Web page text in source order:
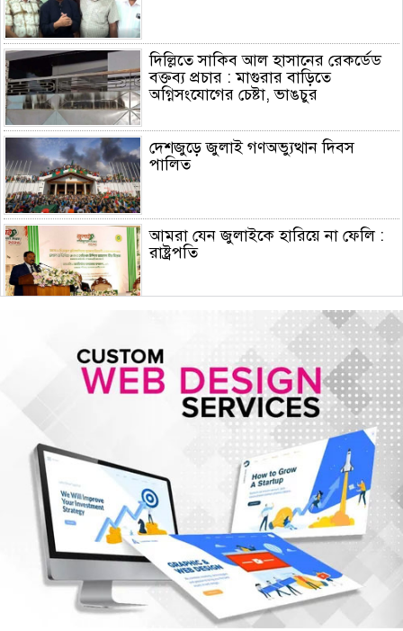
দিল্লিতে সাকিব আল হাসানের রেকর্ডেড
বক্তব্য প্রচার : মাগুরার বাড়িতে
অগ্নিসংযোগের চেষ্টা, ভাঙচুর
দেশজুড়ে জুলাই গণঅভ্যুত্থান দিবস
পালিত
আমরা যেন জুলাইকে হারিয়ে না ফেলি :
রাষ্ট্রপতি
ইরান যুদ্ধে মার্কিন ক্ষেপণাস্ত্র প্রতিরোধী
ব্যবস্থার মজুদ বিপজ্জনক মাত্রায় কমেছে
জুলাই শেষে শেয়ারবাজারে বিও হিসাব
কমেছে প্রায় ২৩ হাজার
৫ আগস্টের গণঅভ্যুত্থান ছিল এদেশের
জনগণের ঐক্যবদ্ধ প্রচেষ্টার ফসল: চিফ
হুইপ
দিল্লিতে গণমাধ্যমের সঙ্গে ক্ষমতাচ্যুত শেখ
হাসিনার আলাপচারিতা নিয়ে ঢাকার ক্ষুব্ধ
প্রতিক্রিয়া